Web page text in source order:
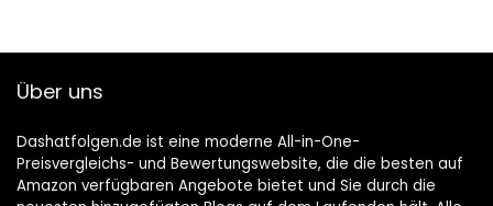
Über uns
Dashatfolgen.de ist eine moderne All-in-One-
Preisvergleichs- und Bewertungswebsite, die die besten auf
Amazon verfügbaren Angebote bietet und Sie durch die